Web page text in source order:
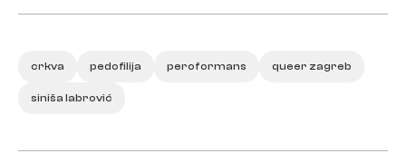
crkva pedofilija peroformans queer zagreb
siniša labrović